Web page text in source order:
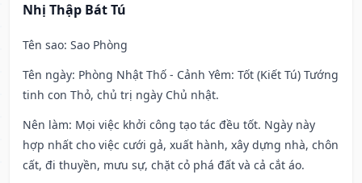
Nhị Thập Bát Tú
Tên sao: Sao Phòng
Tên ngày: Phòng Nhật Thố - Cảnh Yêm: Tốt (Kiết Tú) Tướng
tinh con Thỏ, chủ trị ngày Chủ nhật.
Nên làm: Mọi việc khởi công tạo tác đều tốt. Ngày này
hợp nhất cho việc cưới gả, xuất hành, xây dựng nhà, chôn
cất, đi thuyền, mưu sự, chặt cỏ phá đất và cả cắt áo.